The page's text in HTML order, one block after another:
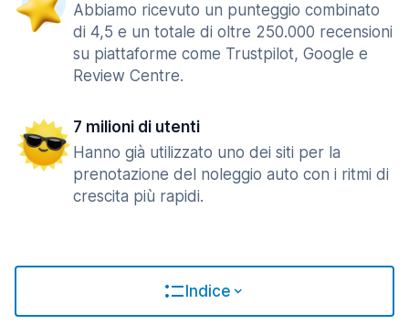
Abbiamo ricevuto un punteggio combinato
di 4,5 e un totale di oltre 250.000 recensioni
su piattaforme come Trustpilot, Google e
Review Centre.
7 milioni di utenti
Hanno già utilizzato uno dei siti per la
prenotazione del noleggio auto con i ritmi di
crescita più rapidi.
Indice